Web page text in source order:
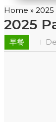
Home » 2025
2025
早餐